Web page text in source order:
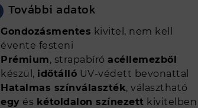
További adatok
Gondozásmentes kivitel, nem kell
évente festeni
Prémium, strapabíró acéllemezből
készül, időtálló UV-védett bevonattal
Hatalmas színválaszték, választható
egy és kétoldalon színezett kivitelben